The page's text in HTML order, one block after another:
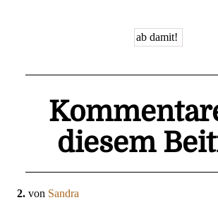
diesem
2. von Sandra